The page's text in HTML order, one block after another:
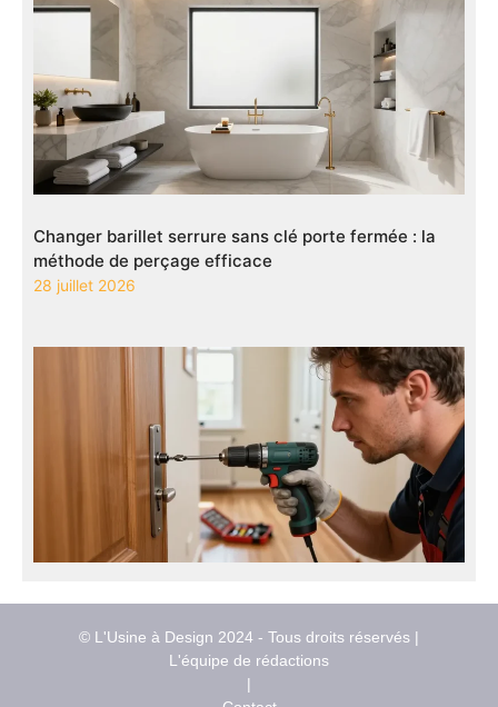
Changer barillet serrure sans clé porte fermée : la
méthode de perçage efficace
28 juillet 2026
© L'Usine à Design 2024 - Tous droits réservés |
L'équipe de rédactions
|